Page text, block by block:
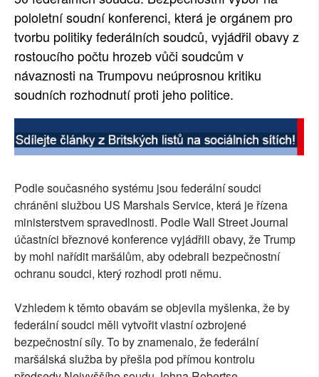
pololetní soudní konferenci, která je orgánem pro
tvorbu politiky federálních soudců, vyjádřil obavy z
rostoucího počtu hrozeb vůči soudcům v
návaznosti na Trumpovu neúprosnou kritiku
soudních rozhodnutí proti jeho politice.
Podle současného systému jsou federální soudci
chráněni službou US Marshals Service, která je řízena
ministerstvem spravedlnosti. Podle Wall Street Journal
účastníci březnové konference vyjádřili obavy, že Trump
by mohl nařídit maršálům, aby odebrali bezpečnostní
ochranu soudci, který rozhodl proti němu.
Vzhledem k těmto obavám se objevila myšlenka, že by
federální soudci měli vytvořit vlastní ozbrojené
bezpečnostní síly. To by znamenalo, že federální
maršálská služba by přešla pod přímou kontrolu